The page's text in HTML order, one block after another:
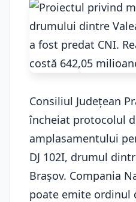
Consiliul Judeţean
încheiat protocolul
amplasamentului
DJ 102I, drumul
Braşov. Compania
poate emite ordinul